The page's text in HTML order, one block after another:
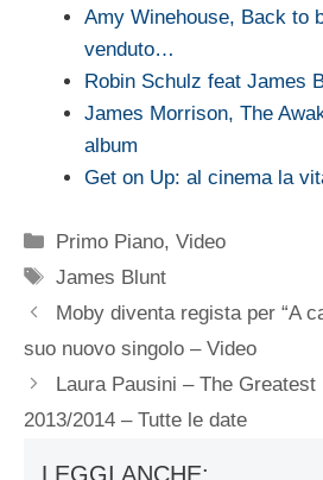
Amy Winehouse, Back to
venduto…
Robin Schulz feat James
James Morrison, The
album
Get on Up: al cinema la
Categorie
Primo Piano,Video
Tag
James Blunt
Moby diventa regista per “A
suo nuovo singolo – Video
Laura Pausini – The
2013/2014 – Tutte le date
LEGGI ANCHE: